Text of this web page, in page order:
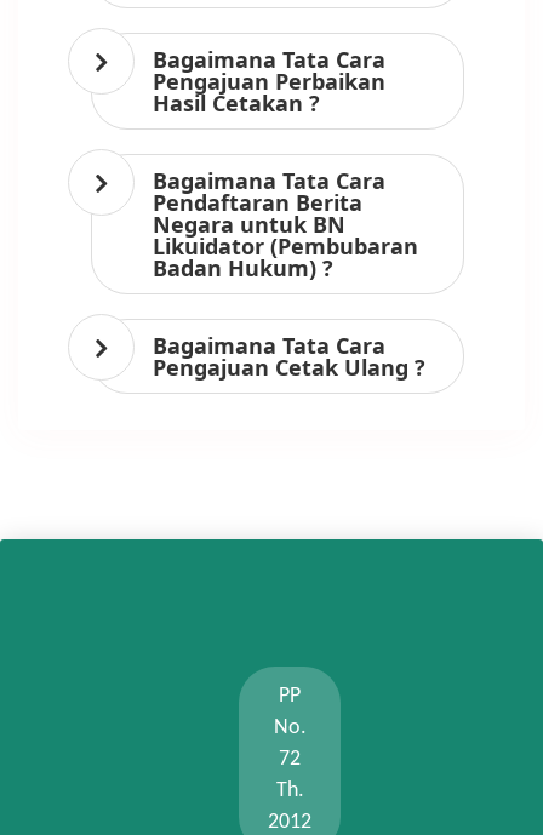
Bagaimana Tata Cara
Pengajuan Perbaikan
Hasil Cetakan ?
Bagaimana Tata Cara
Pendaftaran Berita
Negara untuk BN
Likuidator (Pembubaran
Badan Hukum) ?
Bagaimana Tata Cara
Pengajuan Cetak Ulang ?
PP
No.
72
Th.
2012